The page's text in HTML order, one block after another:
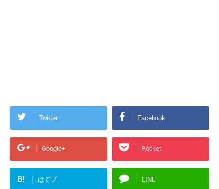
Twitter Facebook
Google+ Pocket
B! はてブ LINE